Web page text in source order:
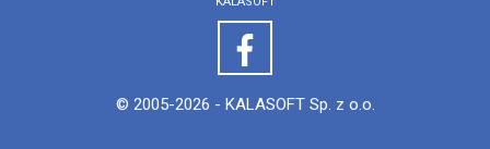
© 2005-2026 - KALASOFT Sp. z o.o.